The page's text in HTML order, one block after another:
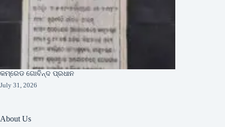
କମ୍ରେଡ ଗୋବିନ୍ଦ ପ୍ରଧାନ
July 31, 2026
About Us